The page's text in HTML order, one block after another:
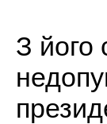
З його